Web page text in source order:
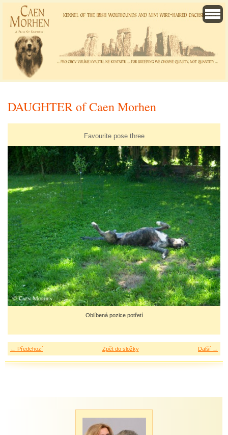
DAUGHTER of Caen Morhen
Favourite pose three
Oblíbená pozice potřetí
← Předchozí Další →
Zpět do složky